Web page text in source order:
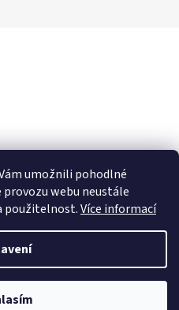
umožnili pohodlné
webu neustále
použitelnost.Více informací
Shoptet
. Všechna práva vyhrazena.